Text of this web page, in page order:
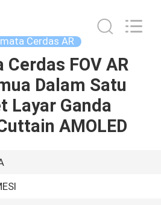
Cerdas AR
Cerdas FOV AR
Dalam Satu
Layar Ganda
AMOLED